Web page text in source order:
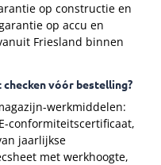
op constructie en
op accu en
Friesland binnen
vóór bestelling?
werkmiddelen:
conformiteitscertificaat,
jaarlijkse
met werkhoogte,